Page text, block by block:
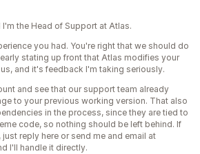
I'm the Head of Support at Atlas.
you had. You're right that we should do
stating up front that Atlas modifies your
and it's feedback I'm taking seriously.
and see that our support team already
to your previous working version. That also
in the process, since they are tied to
code, so nothing should be left behind. If
reply here or send me and email at
I'll handle it directly.